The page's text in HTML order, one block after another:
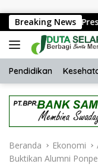
Breaking News
Rinjani Presisi di
Pendidikan
Beranda Ekonomi
Buktikan Alumni